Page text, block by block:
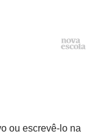
ou escrevê-lo na